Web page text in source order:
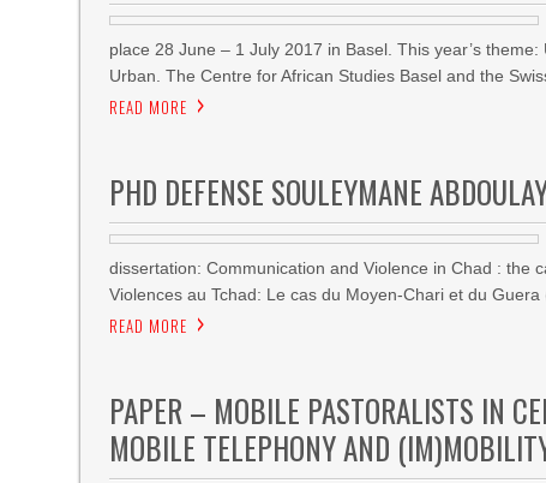
place 28 June – 1 July 2017 in Basel. This year’s
Urban. The Centre for African Studies Basel and the
READ MORE
PHD DEFENSE SOULEYMANE
dissertation: Communication and Violence in Chad : the
Violences au Tchad: Le cas du Moyen-Chari et du
READ MORE
PAPER – MOBILE PASTORALISTS IN
MOBILE TELEPHONY AND